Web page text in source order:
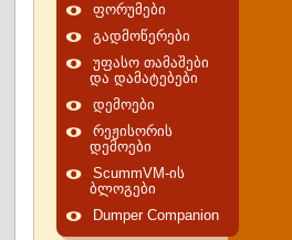
ფორუმები
გადმოწერები
უფასო თამაშები
და დამატებები
დემოები
რეჟისორის
დემოები
ScummVM-ის
ბლოგები
Dumper Companion